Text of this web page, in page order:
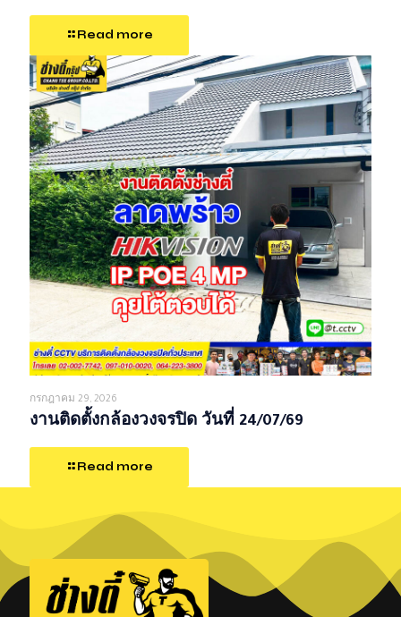
Read more
กรกฎาคม 29, 2026
งานติดตั้งกล้องวงจรปิด วันที่ 24/07/69
Read more